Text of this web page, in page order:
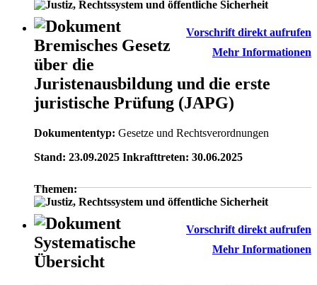
Vorschrift direkt aufrufen
Mehr Informationen
Bremisches Gesetz
über die
Juristenausbildung und die erste
juristische Prüfung (JAPG)
Dokumententyp: Gesetze und Rechtsverordnungen
Stand: 23.09.2025 Inkrafttreten: 30.06.2025
Themen:
Vorschrift direkt aufrufen
Mehr Informationen
Systematische
Übersicht